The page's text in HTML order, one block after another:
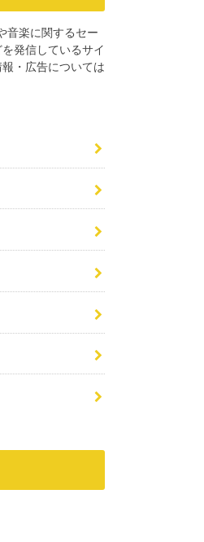
音楽に関するセー
発信しているサイ
・広告については